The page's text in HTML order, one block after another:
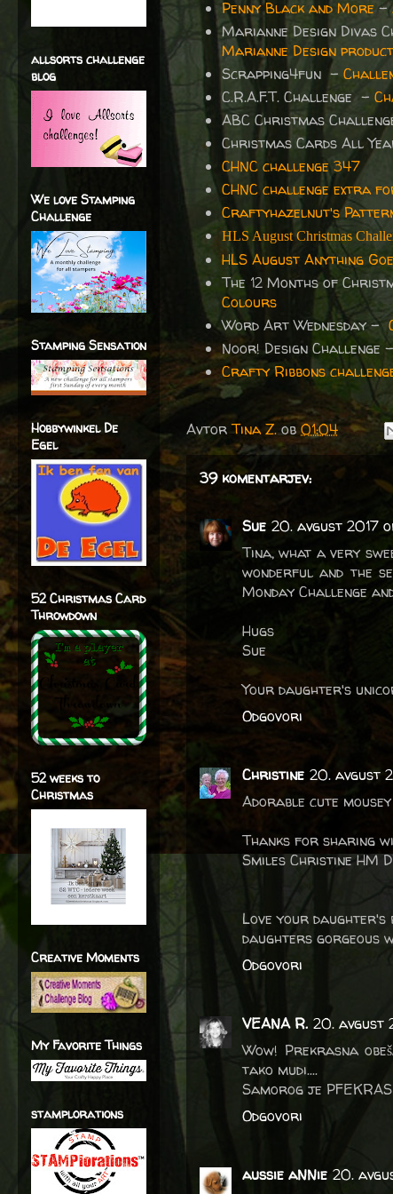
Penny Black and More-
Marianne Design Divas
Marianne Design
Scrapping4fun -
C.R.A.F.T. Challenge -
ABC Christmas
Christmas Cards All
CHNC challenge 347
CHNC challenge extra
Craftyhazelnut's
HLS August Christmas
HLS August Anything
The 12 Months of
Colours
Word Art Wednesday -
Noor! Design Challenge
Crafty Ribbons
AvtorTina Z. ob 01:04
39 komentarjev:
Sue 20. avgust 2017
Tina, what a very
wonderful and the
Monday Challenge
Hugs
Sue
Your daughter's
Odgovori
Christine 20. avgust
Adorable cute
Thanks for sharing
Smiles Christine HM
Love your
daughters gorgeous
Odgovori
VEANA R. 20. avgust
Wow! Prekrasna
tako mudi....
Samorog je
Odgovori
aussie aNNie 20.
allsorts challenge
blog
We love Stamping
Challenge
Stamping Sensation
Hobbywinkel De
Egel
52 Christmas Card
Throwdown
52 weeks to
Christmas
Creative Moments
My Favorite Things
stamplorations